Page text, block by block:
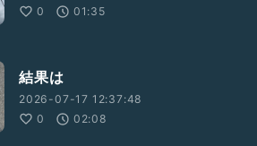
0
01:35
結果は
2026-07-17 12:37:48
0
02:08